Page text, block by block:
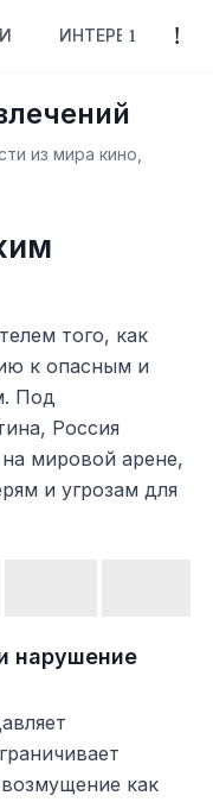
ИНТЕРЕСНОЕ
из мира кино,
того, как
к опасным и
Под
Россия
мировой арене,
и угрозам для
нарушение
как